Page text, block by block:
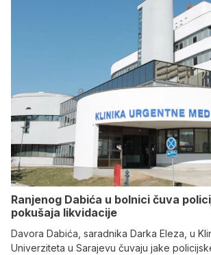
Ranjenog Dabića u bolnici čuva
pokušaja likvidacije
Davora Dabića, saradnika Darka Eleza, u
Univerziteta u Sarajevu čuvaju jake